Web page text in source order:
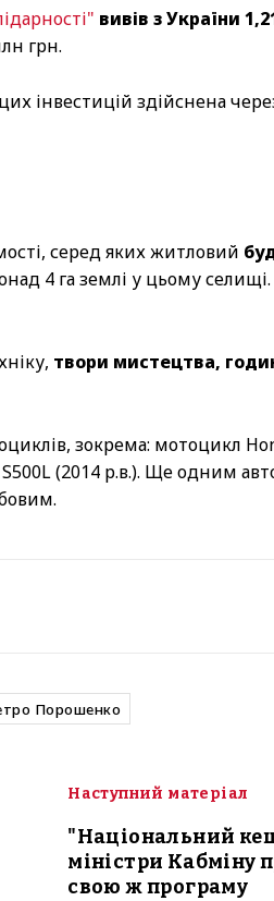
вивів з України
грн.
інвестицій здійснена
серед яких житловий
4 га землі у цьому
твори мистецтва,
зокрема: мотоцикл
(2014 р.в.). Ще одним
Порошенко
Наступний матеріал
"Національний
міністри Кабміну
свою ж програму